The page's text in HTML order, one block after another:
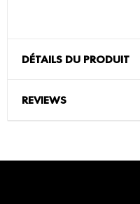
DÉTAILS DU PRODUIT
REVIEWS